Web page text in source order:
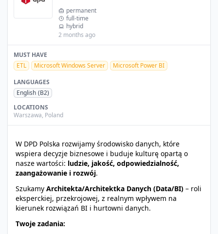
permanent
full-time
hybrid
2 months ago
MUST HAVE
ETL
Microsoft Windows Server
Microsoft Power BI
LANGUAGES
English (B2)
LOCATIONS
Warszawa, Poland
W DPD Polska rozwijamy środowisko danych, które
wspiera decyzje biznesowe i buduje kulturę opartą o
nasze wartości: ludzie, jakość, odpowiedzialność,
zaangażowanie i rozwój.
Szukamy Architekta/Architektka Danych (Data/BI) – roli
eksperckiej, przekrojowej, z realnym wpływem na
kierunek rozwiązań BI i hurtowni danych.
Twoje zadania: